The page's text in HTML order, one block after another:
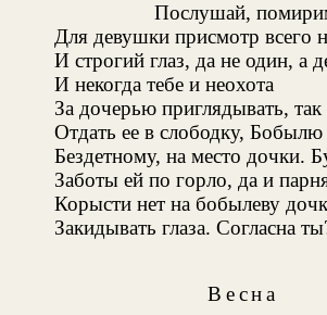
Послушай,
Для девушки присмотр всего
И строгий глаз, да не один, а
И некогда тебе и неохота
За дочерью приглядывать,
Отдать ее в слободку, Бобылю
Бездетному, на место дочки.
Заботы ей по горло, да и
Корысти нет на бобылеву
Закидывать глаза. Согласна
Весна